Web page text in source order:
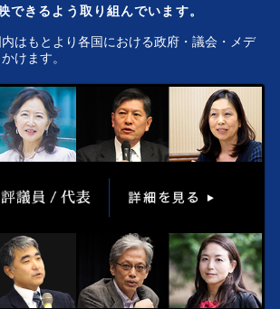
できるよう取り組んでいます。
はもとより各国における政府・議会・メデ
けます。